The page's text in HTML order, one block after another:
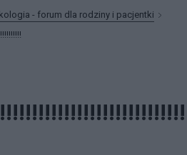
- forum dla rodziny i pacjentki